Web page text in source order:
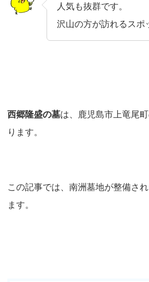
人気も抜群です。
沢山の方が訪れるスポ
西郷隆盛の墓は、鹿児島市上竜尾
ります。
この記事では、南洲墓地が整備さ
ます。